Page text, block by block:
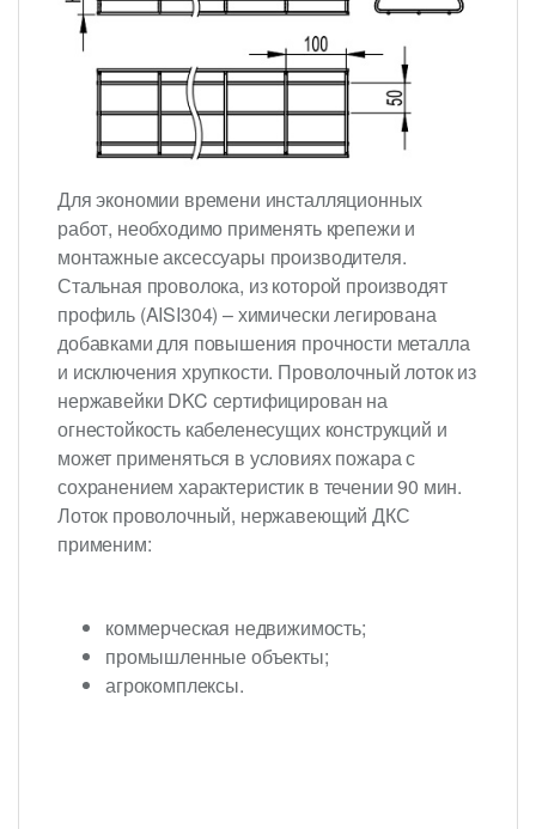
Для экономии времени инсталляционных
работ, необходимо применять крепежи и
монтажные аксессуары производителя.
Стальная проволока, из которой производят
профиль (AISI304) – химически легирована
добавками для повышения прочности металла
и исключения хрупкости. Проволочный лоток из
нержавейки DKC сертифицирован на
огнестойкость кабеленесущих конструкций и
может применяться в условиях пожара с
сохранением характеристик в течении 90 мин.
Лоток проволочный, нержавеющий ДКС
применим:
коммерческая недвижимость;
промышленные объекты;
агрокомплексы.